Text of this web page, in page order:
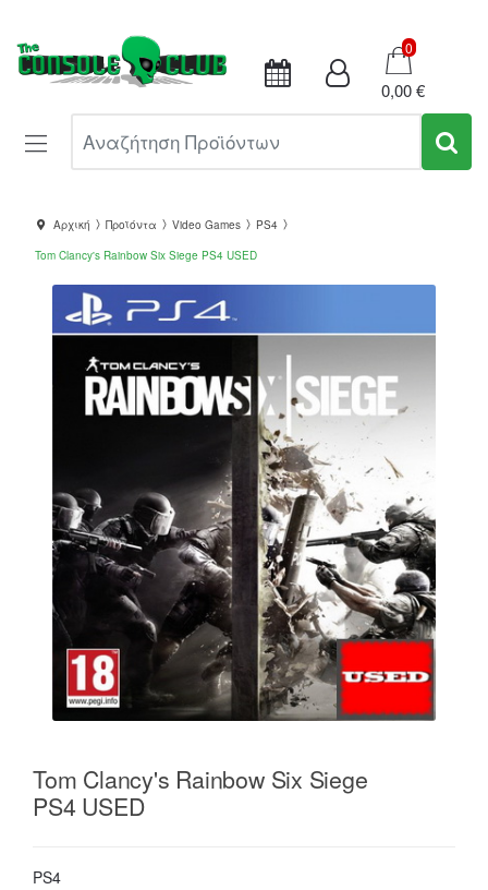
Καλάθι
0
0,00 €
Αρχική Προϊόντα Video Games
PS4
Tom Clancy's Rainbow Six Siege PS4 USED
Tom Clancy's Rainbow Six Siege
PS4 USED
PS4